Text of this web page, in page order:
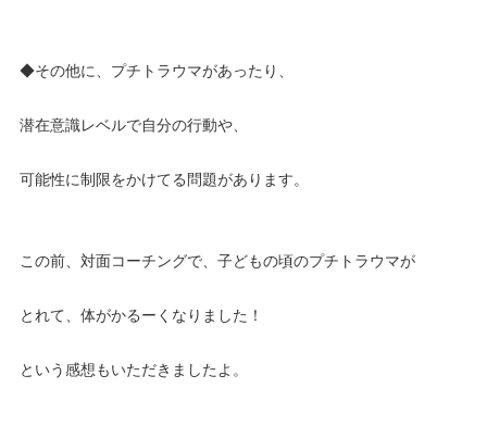
◆その他に、プチトラウマがあったり、
潜在意識レベルで自分の行動や、
可能性に制限をかけてる問題があります。
この前、対面コーチングで、子どもの頃のプチトラウマが
とれて、体がかるーくなりました！
という感想もいただきましたよ。